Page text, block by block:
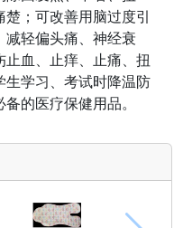
；可改善用脑过度引
减轻偏头痛、神经衰
血、止痒、止痛、扭
生学习、考试时降温防
的医疗保健用品。